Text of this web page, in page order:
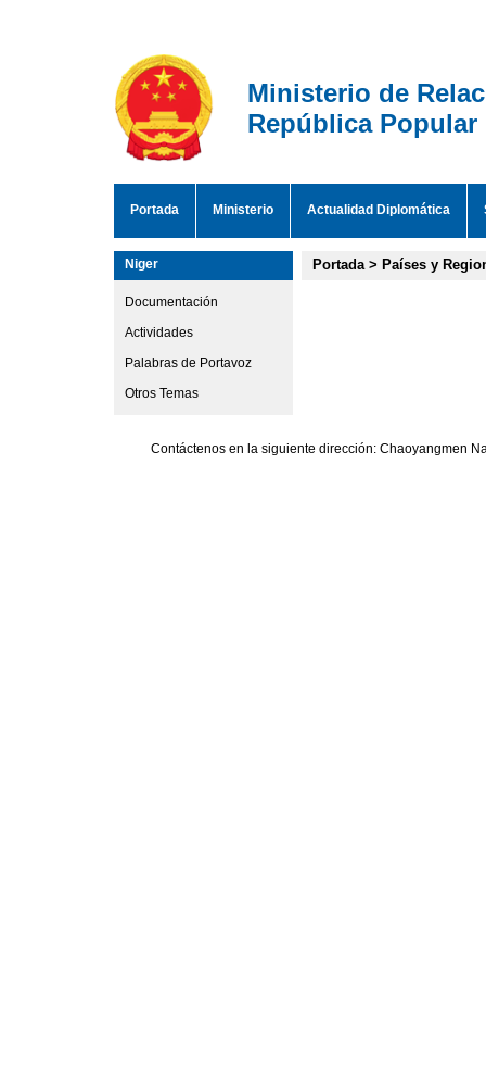
Ministerio de
República Popular
Portada Ministerio Actualidad Diplomática
Niger
Documentación
Actividades
Palabras de Portavoz
Otros Temas
Portada> Países y
Contáctenos en la siguiente dirección: Chaoyangmen